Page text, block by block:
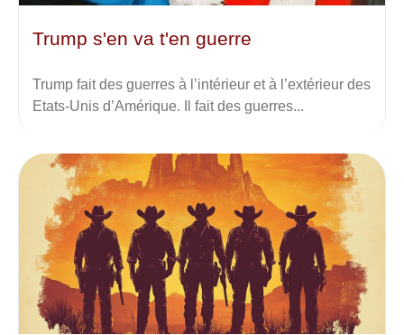
Trump s'en va t'en guerre
Trump fait des guerres à l’intérieur et à l’extérieur des
Etats-Unis d’Amérique. Il fait des guerres...